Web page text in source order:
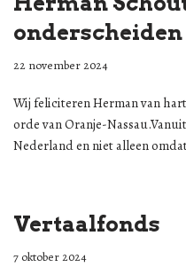
onderscheiden
22 november 2024
Wij feliciteren Herman van
orde van Oranje-
Nederland en niet alleen
Vertaalfonds
7 oktober 2024